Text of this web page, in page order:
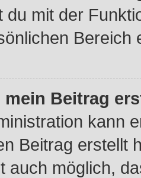
du mit der
Bereich
mein Beitrag
kann
Beitrag erstellt
auch möglich,